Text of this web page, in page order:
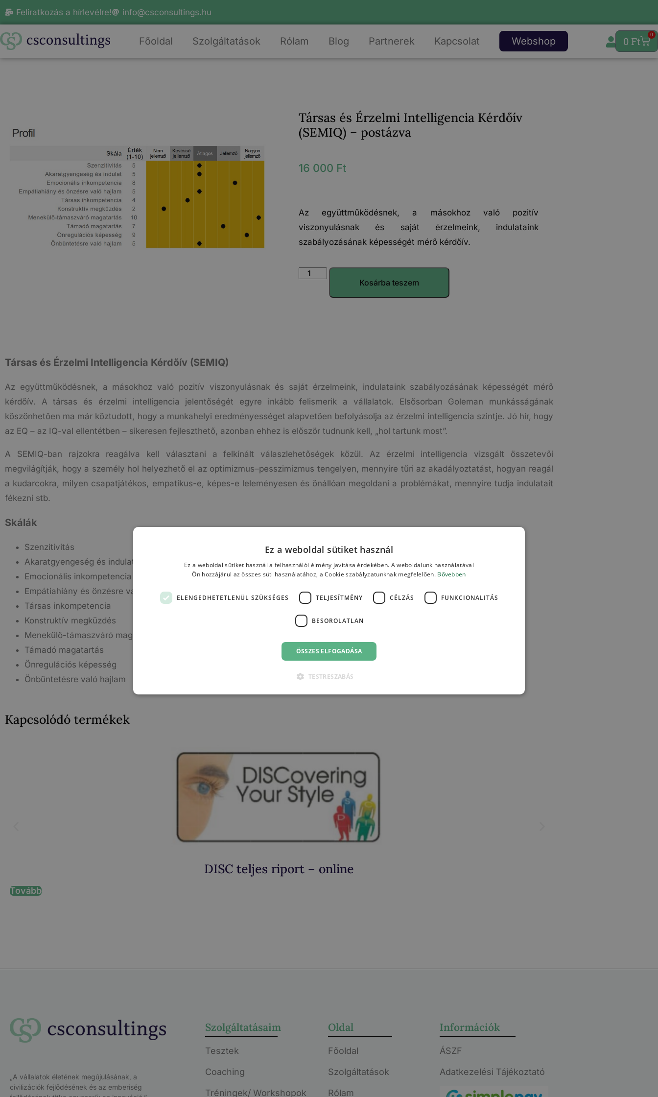
Feliratkozás a hírlevélre! info@csconsultings.hu
Főoldal Szolgáltatások Rólam Blog Partnerek Kapcsolat Webshop 0 Ft
0
Társas és Érzelmi Intelligencia Kérdőív
(SEMIQ) – postázva
16 000 Ft
Az együttműködésnek, a másokhoz való pozitív
viszonyulásnak és saját érzelmeink, indulataink
szabályozásának képességét mérő kérdőív.
Kosárba teszem
Társas és Érzelmi Intelligencia Kérdőív (SEMIQ)
Az együttműködésnek, a másokhoz való pozitív viszonyulásnak és saját érzelmeink, indulataink szabályozásának képességét mérő
kérdőív. A társas és érzelmi intelligencia jelentőségét egyre inkább felismerik a vállalatok. Elsősorban Goleman munkásságának
köszönhetően ma már köztudott, hogy a munkahelyi eredményességet alapvetően befolyásolja az érzelmi intelligencia szintje. Jó hír, hogy
az EQ – az IQ-val ellentétben – sikeresen fejleszthető, azonban ehhez is először tudnunk kell, „hol tartunk most”.
A SEMIQ-ban rajzokra reagálva kell választani a felkínált válaszlehetőségek közül. Az érzelmi intelligencia vizsgált összetevői
megvilágítják, hogy a személy hol helyezhető el az optimizmus–pesszimizmus tengelyen, mennyire tűri az akadályoztatást, hogyan reagál
a kudarcokra, milyen csapatjátékos, empatikus-e, képes-e leleményesen és önállóan megoldani a problémákat, mennyire tudja indulatait
fékezni stb.
Skálák
Szenzitivitás
Akaratgyengeség és indulatkontroll-hiány
Emocionális inkompetencia
Empátiahiány és önzésre való hajlam
Társas inkompetencia
Konstruktív megküzdés
Menekülő-támaszváró magatartás
Támadó magatartás
Önregulációs képesség
Önbüntetésre való hajlam
Kapcsolódó termékek
DISC teljes riport – online
Tovább
„A vállalatok életének megújulásának, a
civilizációk fejlődésének és az emberiség
Szolgáltatásaim
Tesztek
Coaching
Tréningek/ Workshopok
Oldal
Főoldal
Szolgáltatások
Rólam
Információk
ÁSZF
Adatkezelési Tájékoztató
Ez a weboldal sütiket használ
Ez a weboldal sütiket használ a felhasználói élmény javítása érdekében. A weboldalunk használatával
Ön hozzájárul az összes süti használatához, a Cookie szabályzatunknak megfelelően. Bővebben
ELENGEDHETETLENÜL SZÜKSÉGES TELJESÍTMÉNY CÉLZÁS FUNKCIONALITÁS
BESOROLATLAN
ÖSSZES ELFOGADÁSA
TESTRESZABÁS